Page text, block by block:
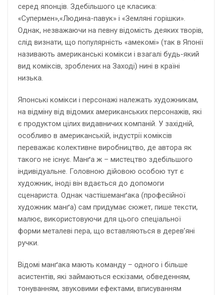
серед японців. Здебільшого це класика:
«Супермен»,«Людина-павук» і «Земляні горішки».
Однак, незважаючи на певну відомість деяких творів,
слід визнати, що популярність «амекомі» (так в Японії
називають американські комікси і взагалі будь-який
вид коміксів, зроблених на Заході) нині в країні
низька.
Японські комікси і персонажі належать художникам,
на відміну від відомих американських персонажів, які
є продуктом цілих видавничих компаній. У західній,
особливо в американській, індустрії коміксів
переважає колективне виробництво, де автора як
такого не існує. Манґа ж – мистецтво здебільшого
індивідуальне. Головною дійовою особою тут є
художник, іноді він вдається до допомоги
сценариста. Однак частішеманґака (професійної
художник манґа) сам придумає сюжет, пише тексти,
малює, використовуючи для цього спеціальної
форми металеві пера, що вставляються в дерев’яні
ручки.
Відомі манґака мають команду – одного і більше
асистентів, які займаються ескізами, обведенням,
тонуванням, звуковими ефектами, вписуванням